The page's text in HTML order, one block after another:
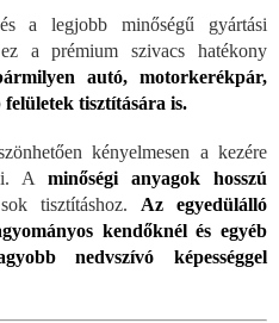
a legjobb minőségű gyártási
a prémium szivacs hatékony
autó, motorkerékpár,
tisztítására is.
kényelmesen a kezére
A
minőségi anyagok hosszú
tisztításhoz. Az egyedülálló
kendőknél és egyéb
nedvszívó képességgel